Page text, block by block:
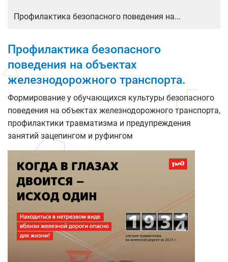
Профилактика безопасного поведения на...
Профилактика безопасного
поведения на объектах
железнодорожного транспорта.
Формирование у обучающихся культуры безопасного
поведения на объектах железнодорожного транспорта,
профилактики травматизма и предупреждения
занятий зацепингом и руфингом